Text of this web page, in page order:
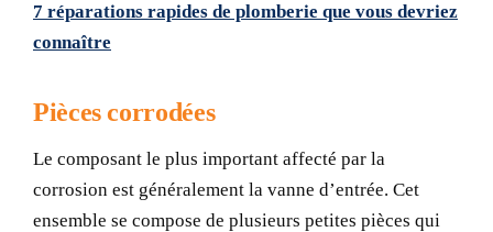
7 réparations rapides de plomberie que vous devriez
connaître
Pièces corrodées
Le composant le plus important affecté par la
corrosion est généralement la vanne d’entrée. Cet
ensemble se compose de plusieurs petites pièces qui